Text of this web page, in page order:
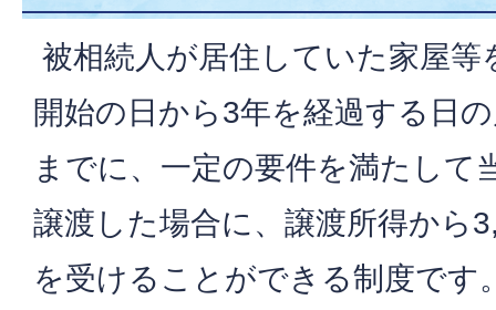
被相続人が居住していた家屋等
開始の日から3年を経過する日
までに、一定の要件を満たして
譲渡した場合に、譲渡所得から
を受けることができる制度です